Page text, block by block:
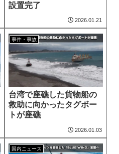
設置完了
2026.01.21
事件・事故
台湾で座礁した貨物船の
救助に向かったタグボー
トが座礁
2026.01.03
国内ニュース